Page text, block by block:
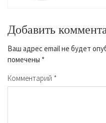
Добавить
Ваш адрес email не будет
помечены *
Комментарий *